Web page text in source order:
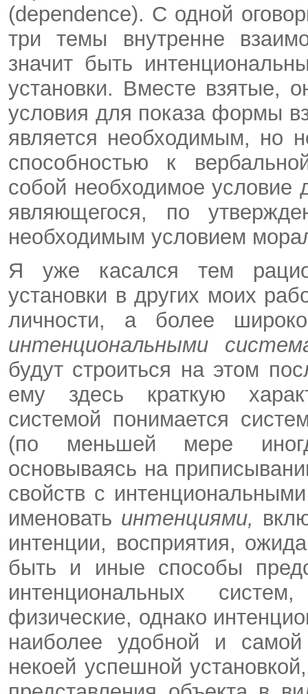
(dependence). С одной
три темы внутренне
значит быть
установки. Вместе взятые,
условия для показа формы
является необходимым, но
способностью к
собой необходимое условие
являющегося, по
необходимым условием
Я уже касался тем
установки в других моих
личности, а более
интенциональными
будут строиться на этом
ему здесь краткую
системой понимается
(по меньшей мере
основываясь на
свойств с
именовать интенциями,
интенции, восприятия,
быть и иные способы
интенциональных
физические, однако
наиболее удобной и
некоей успешной